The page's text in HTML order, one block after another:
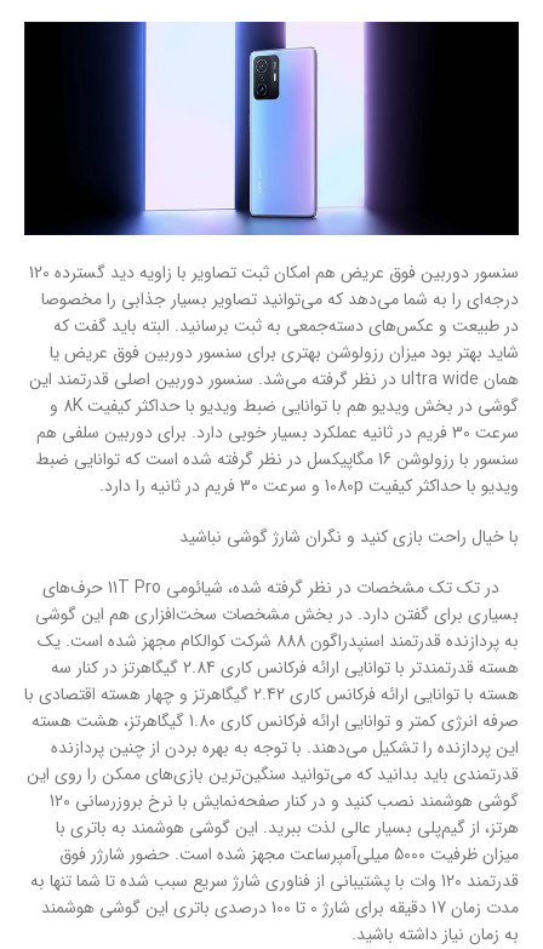
سنسور دوربین فوق عریض هم امکان ثبت تصاویر با زاویه دید گسترده 120
درجه‌ای را به شما می‌دهد که می‌توانید تصاویر بسیار جذابی را مخصوصا
در طبیعت و عکس‌های دسته‌جمعی به ثبت برسانید. البته باید گفت که
شاید بهتر بود میزان رزولوشن بهتری برای سنسور دوربین فوق عریض یا
همان ultra wide در نظر گرفته می‌شد. سنسور دوربین اصلی قدرتمند این
گوشی در بخش ویدیو هم با توانایی ضبط ویدیو با حداکثر کیفیت 8K‌ و
سرعت 30 فریم در ثانیه عملکرد بسیار خوبی دارد. برای دوربین سلفی هم
سنسور با رزولوشن 16 مگاپیکسل در نظر گرفته شده است که توانایی ضبط
ویدیو با حداکثر کیفیت 1080p‌ و سرعت 30 فریم در ثانیه را دارد.
با خیال راحت بازی کنید و نگران شارژ گوشی نباشید
در تک تک مشخصات در نظر گرفته شده، شیائومی 11T Pro حرف‌های
بسیاری برای گفتن دارد. در بخش مشخصات سخت‌افزاری هم این گوشی
به پردازنده قدرتمند اسنپدراگون 888 شرکت کوالکام مجهز شده است. یک
هسته قدرتمند‌تر با توانایی ارائه فرکانس کاری 2.84 گیگاهرتز در کنار سه
هسته با توانایی ارائه فرکانس کاری 2.42 گیگاهرتز و چهار هسته اقتصادی با
صرفه انرژی کمتر و توانایی ارائه فرکانس کاری 1.80 گیگاهرتز، هشت هسته
این پردازنده را تشکیل می‌دهند. با توجه به بهره بردن از چنین پردازنده‌
قدرتمندی باید بدانید که می‌توانید سنگین‌ترین بازی‌های ممکن را روی این
گوشی هوشمند نصب کنید و در کنار صفحه‌نمایش با نرخ بروزرسانی 120
هرتز، از گیم‌پلی بسیار عالی لذت ببرید. این گوشی هوشمند به باتری با
میزان ظرفیت 5000 میلی‌آمپر‌ساعت مجهز شده است. حضور شارژر فوق
قدرتمند 120 وات با پشتیبانی از فناوری شارژ سریع سبب شده تا شما تنها به
مدت زمان 17 دقیقه برای شارژ 0 تا 100 درصدی باتری این گوشی هوشمند
به زمان نیاز داشته باشید.